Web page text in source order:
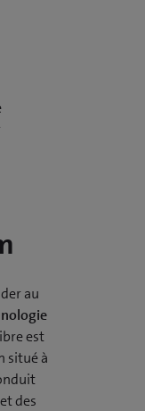
au
est
situé à
des